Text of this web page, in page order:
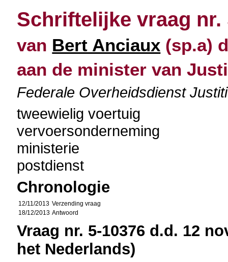
Schriftelijke vraag nr.
van Bert Anciaux (sp.a)
aan de minister van
Federale Overheidsdienst
tweewielig voertuig
vervoersonderneming
ministerie
postdienst
Chronologie
12/11/2013 Verzending vraag
18/12/2013 Antwoord
Vraag nr. 5-10376 d.d. 12
het Nederlands)